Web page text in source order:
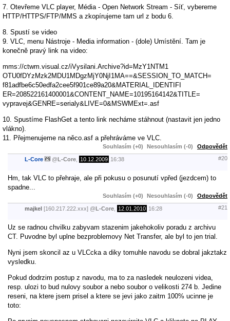
7. Otevřeme VLC player, Média - Open Network Stream - Síť, vybereme
HTTP/HTTPS/FTP/MMS a zkopírujeme tam url z bodu 6.
8. Spustí se video
9. VLC, menu Nástroje - Media information - (dole) Umístění. Tam je
konečně pravý link na video:
mms://ctwm.visual.cz/iVysilani.Archive?id=MzY1NTM1
OTU0fDYzMzk2MDU1MDgzMjY0NjI1MA==&SESSION_TO_MATCH=
f81adfbe6c50edfa2cee5f901ce89a20&MATERIAL_IDENTIFI
ER=208522161400001&CONTENT_NAME=10195164142&TITLE=
vypravej&GENRE=serialy&LIVE=0&MSWMExt=.asf
10. Spustíme FlashGet a tento link necháme stáhnout (nastavit jen jedno
vlákno).
11. Přejmenujeme na něco.asf a přehráváme ve VLC.
Souhlasím (+0) Nesouhlasím (-0) Odpovědět
L-Core @L-Core 10.12.2009 16:38 #20
Hm, tak VLC to přehraje, ale při pokusu o posunutí vpřed (jezdcem) to
spadne...
Souhlasím (+0) Nesouhlasím (-0) Odpovědět
majkel [160.217.222.xxx] @L-Core 12.01.2010 16:28 #21
Uz se radnou chvilku zabyvam stazenim jakehokoliv poradu z archivu
CT. Puvodne byl uplne bezproblemovy Net Transfer, ale byl to jen trial.
Nyni jsem skoncil az u VLCcka a diky tomuhle navodu se dobral jakztakz
vysledku.
Pokud dodrzim postup z navodu, ma to za nasledek neulozeni videa,
resp. ulozi to bud nulovy soubor a nebo soubor o velikosti 274 b. Jedine
reseni, na ktere jsem prisel a ktere se jevi jako zaitm 100% ucinne je
toto: